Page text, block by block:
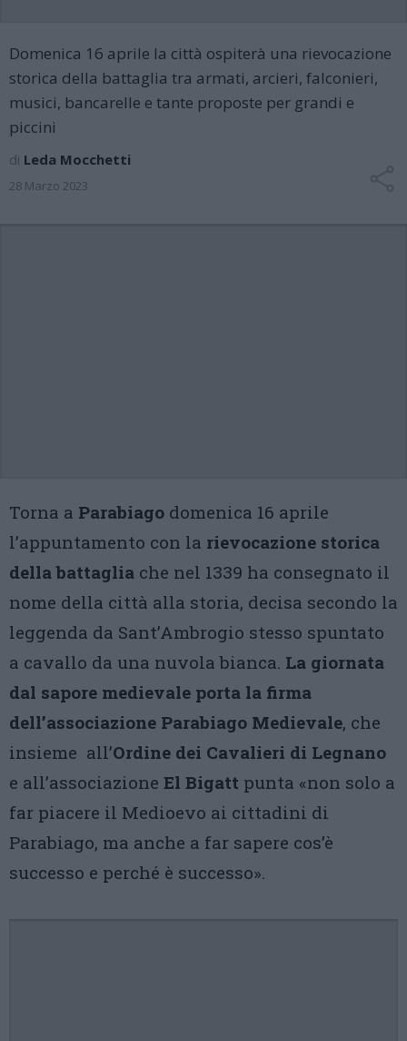
Domenica 16 aprile la città ospiterà una rievocazione
storica della battaglia tra armati, arcieri, falconieri,
musici, bancarelle e tante proposte per grandi e
piccini
di Leda Mocchetti
28 Marzo 2023
Torna a Parabiago domenica 16 aprile
l’appuntamento con la rievocazione storica
della battaglia che nel 1339 ha consegnato il
nome della città alla storia, decisa secondo la
leggenda da Sant’Ambrogio stesso spuntato
a cavallo da una nuvola bianca. La giornata
dal sapore medievale porta la firma
dell’associazione Parabiago Medievale, che
insieme all’Ordine dei Cavalieri di Legnano
e all’associazione El Bigatt punta «non solo a
far piacere il Medioevo ai cittadini di
Parabiago, ma anche a far sapere cos’è
successo e perché è successo».